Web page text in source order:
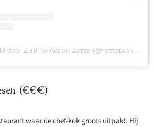
(€€€)
waar de chef-kok groots uitpakt. Hij